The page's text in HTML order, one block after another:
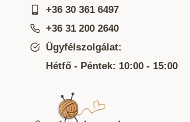
+36 30 361 6497
+36 31 200 2640
Ügyfélszolgálat:
Hétfő - Péntek: 10:00 - 15:00